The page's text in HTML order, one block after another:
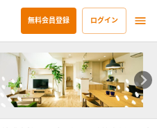
無料会員登録 ログイン